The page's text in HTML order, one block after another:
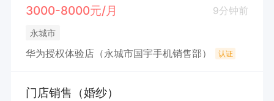
3000-8000元/月
9分钟前
永城市
华为授权体验店（永城市国宇手机销售部） 认证
门店销售（婚纱）